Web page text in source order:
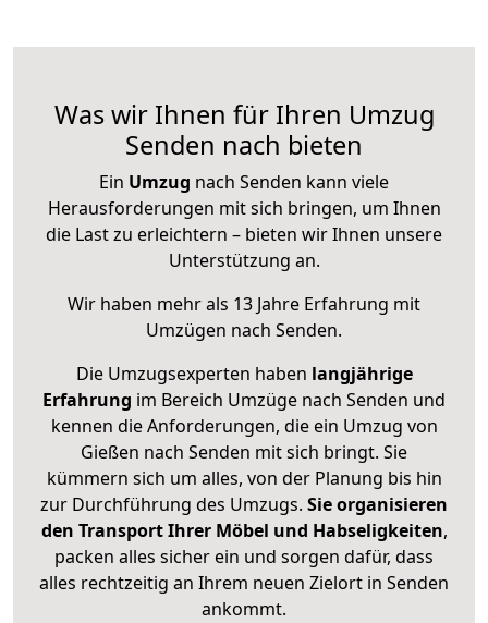
Was wir Ihnen für Ihren Umzug
Senden nach bieten
Ein Umzug nach Senden kann viele
Herausforderungen mit sich bringen, um Ihnen
die Last zu erleichtern – bieten wir Ihnen unsere
Unterstützung an.
Wir haben mehr als 13 Jahre Erfahrung mit
Umzügen nach Senden.
Die Umzugsexperten haben langjährige
Erfahrung im Bereich Umzüge nach Senden und
kennen die Anforderungen, die ein Umzug von
Gießen nach Senden mit sich bringt. Sie
kümmern sich um alles, von der Planung bis hin
zur Durchführung des Umzugs. Sie organisieren
den Transport Ihrer Möbel und Habseligkeiten,
packen alles sicher ein und sorgen dafür, dass
alles rechtzeitig an Ihrem neuen Zielort in Senden
ankommt.